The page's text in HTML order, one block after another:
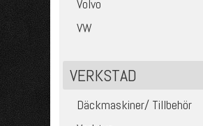
Volvo
VW
VERKSTAD
Däckmaskiner/ Tillbehör